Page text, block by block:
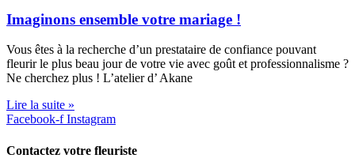
Imaginons ensemble votre mariage !
Vous êtes à la recherche d’un prestataire de confiance pouvant
fleurir le plus beau jour de votre vie avec goût et professionnalisme ?
Ne cherchez plus ! L’atelier d’ Akane
Lire la suite »
Facebook-f Instagram
Contactez votre fleuriste